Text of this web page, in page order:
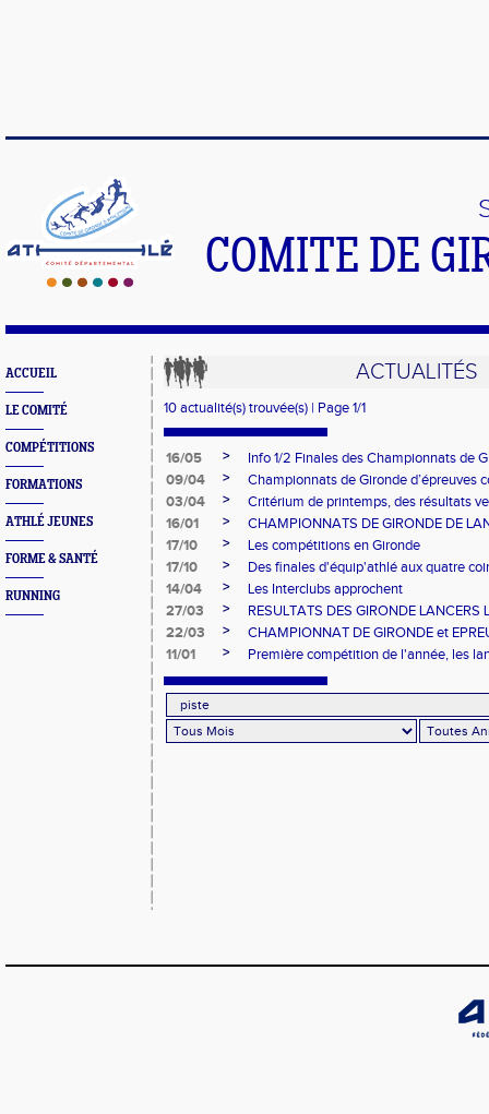
COMITE DE
ACCUEIL
LE COMITÉ
COMPÉTITIONS
FORMATIONS
ATHLÉ JEUNES
FORME & SANTÉ
RUNNING
ACTUALITÉS
10 actualité(s) trouvée(s) | Page 1/1
16/05 >
Info 1/2 Finales des Championnats de
09/04
>
Championnats de Gironde d’épreuves
03/04
>
Critérium de printemps, des résultats
16/01
>
CHAMPIONNATS DE GIRONDE DE
17/10
>
Les compétitions en Gironde
17/10
>
Des finales d'équip'athlé aux quatre
14/04
>
Les Interclubs approchent
27/03
>
RESULTATS DES GIRONDE LANCERS
22/03
>
CHAMPIONNAT DE GIRONDE et
11/01
> Première compétition de l'année, les